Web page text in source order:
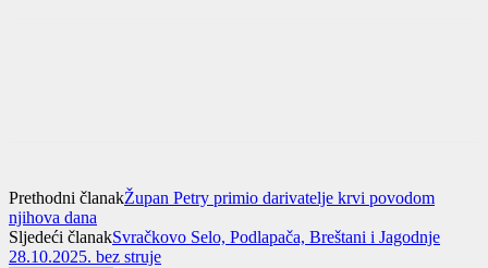
Prethodni članakŽupan Petry primio darivatelje krvi povodom
njihova dana
Sljedeći članakSvračkovo Selo, Podlapača, Breštani i Jagodnje
28.10.2025. bez struje